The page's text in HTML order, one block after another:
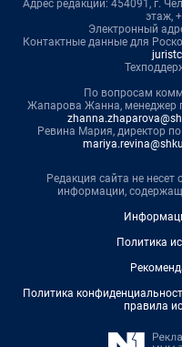
Адрес редакции: 454091, г.
этаж,
Электронный
Контактные данные для
По вопросам
Жапарова Жанна, менеджер
Ревина Мария, директор
Редакция сайта не несет
информации,
Политика
Политика
правила